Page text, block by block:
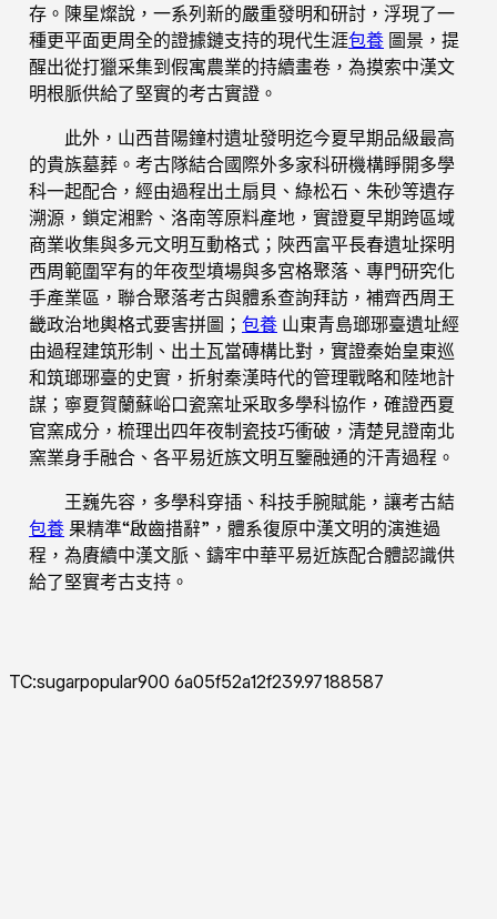
存。陳星燦說，一系列新的嚴重發明和研討，浮現了一
種更平面更周全的證據鏈支持的現代生涯包養 圖景，提
醒出從打獵采集到假寓農業的持續畫卷，為摸索中漢文
明根脈供給了堅實的考古實證。
此外，山西昔陽鐘村遺址發明迄今夏早期品級最高
的貴族墓葬。考古隊結合國際外多家科研機構睜開多學
科一起配合，經由過程出土扇貝、綠松石、朱砂等遺存
溯源，鎖定湘黔、洛南等原料產地，實證夏早期跨區域
商業收集與多元文明互動格式；陜西富平長春遺址探明
西周範圍罕有的年夜型墳場與多宮格聚落、專門研究化
手產業區，聯合聚落考古與體系查詢拜訪，補齊西周王
畿政治地輿格式要害拼圖； 包養 山東青島瑯琊臺遺址經
由過程建筑形制、出土瓦當磚構比對，實證秦始皇東巡
和筑瑯琊臺的史實，折射秦漢時代的管理戰略和陸地計
謀；寧夏賀蘭蘇峪口瓷窯址采取多學科協作，確證西夏
官窯成分，梳理出四年夜制瓷技巧衝破，清楚見證南北
窯業身手融合、各平易近族文明互鑒融通的汗青過程。
王巍先容，多學科穿插、科技手腕賦能，讓考古結
包養 果精準“啟齒措辭”，體系復原中漢文明的演進過
程，為賡續中漢文脈、鑄牢中華平易近族配合體認識供
給了堅實考古支持。
TC:sugarpopular900 6a05f52a12f239.97188587